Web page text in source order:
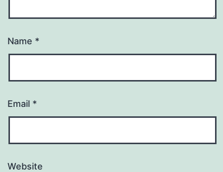
Name *
Email *
Website